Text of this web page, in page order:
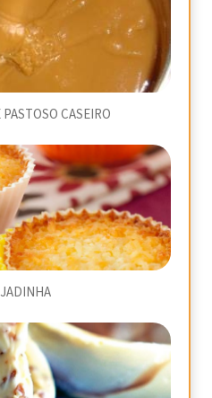
CASEIRO